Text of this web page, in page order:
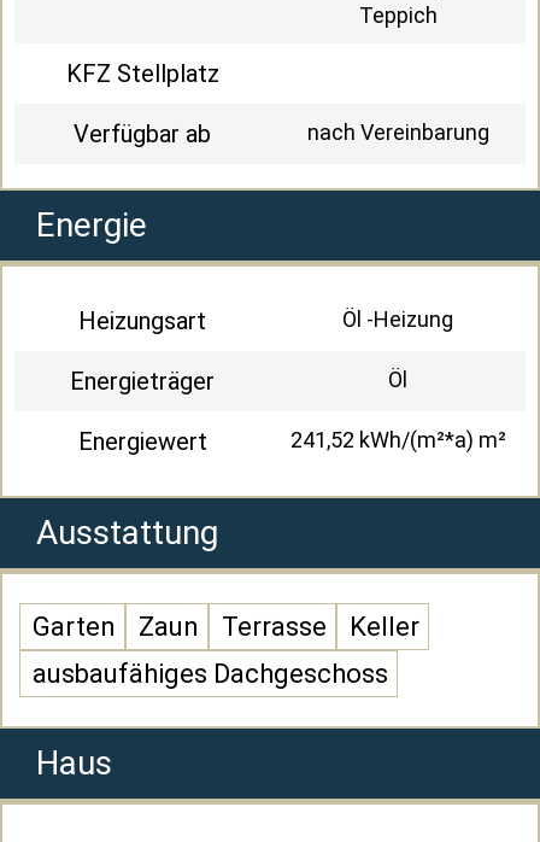
Teppich
KFZ Stellplatz
Verfügbar ab nach Vereinbarung
Energie
Heizungsart Öl -Heizung
Energieträger Öl
Energiewert 241,52 kWh/(m²*a) m²
Ausstattung
Garten Zaun Terrasse
Keller
ausbaufähiges Dachgeschoss
Haus